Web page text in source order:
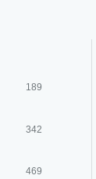
189
342
469